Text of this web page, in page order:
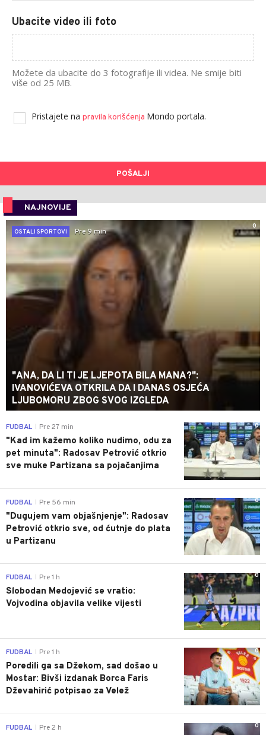
Ubacite video ili foto
Možete da ubacite do 3 fotografije ili videa. Ne smije biti
više od 25 MB.
Pristajete na pravila korišćenja Mondo portala.
POŠALJI
NAJNOVIJE
0
OSTALI SPORTOVI
Pre 9 min
"ANA, DA LI TI JE LJEPOTA BILA MANA?":
IVANOVIĆEVA OTKRILA DA I DANAS OSJEĆA
LJUBOMORU ZBOG SVOG IZGLEDA
0
FUDBAL Pre 27 min
"Kad im kažemo koliko nudimo, odu za
pet minuta": Radosav Petrović otkrio
sve muke Partizana sa pojačanjima
0
FUDBAL Pre 56 min
"Dugujem vam objašnjenje": Radosav
Petrović otkrio sve, od ćutnje do plata
u Partizanu
0
FUDBAL Pre 1 h
Slobodan Medojević se vratio:
Vojvodina objavila velike vijesti
0
FUDBAL Pre 1 h
Poredili ga sa Džekom, sad došao u
Mostar: Bivši izdanak Borca Faris
Dževahirić potpisao za Velež
0
FUDBAL Pre 2 h